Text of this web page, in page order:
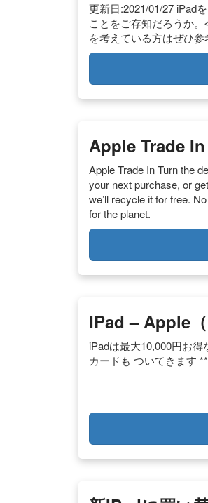
更新日:2021/01/27 iPad
ことをご存知だろうか
を考えている方はぜひ参
Apple Trade
Apple Trade In Turn the
your next purchase, or
we’ll recycle it for free.
for the planet.
IPad – Apple（
iPadは最大10,000円お
カードも ついてきます